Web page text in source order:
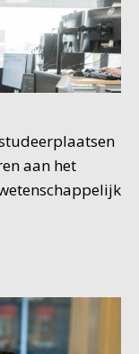
aan het